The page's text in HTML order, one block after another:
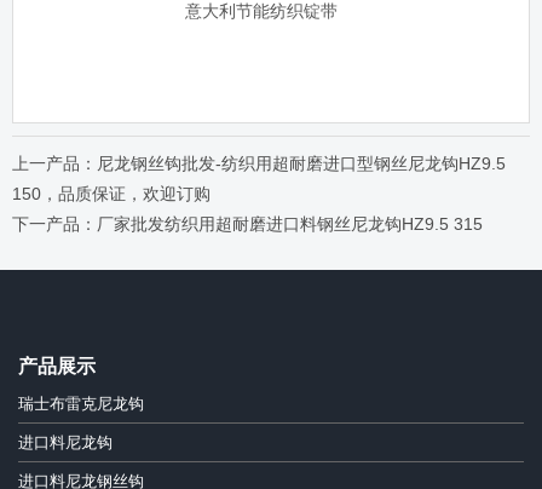
意大利节能纺织锭带
上一产品：尼龙钢丝钩批发-纺织用超耐磨进口型钢丝尼龙钩HZ9.5
150，品质保证，欢迎订购
下一产品：厂家批发纺织用超耐磨进口料钢丝尼龙钩HZ9.5 315
产品展示
瑞士布雷克尼龙钩
进口料尼龙钩
进口料尼龙钢丝钩